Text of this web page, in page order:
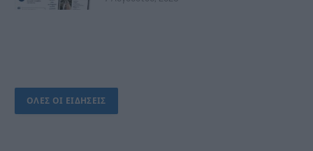
ΟΛΕΣ ΟΙ ΕΙΔΗΣΕΙΣ